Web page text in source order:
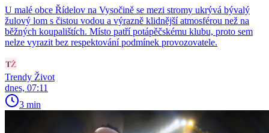
U malé obce Řídelov na Vysočině se mezi stromy ukrývá bývalý
žulový lom s čistou vodou a výrazně klidnější atmosférou než na
běžných koupalištích. Místo patří potápěčskému klubu, proto sem
nelze vyrazit bez respektování podmínek provozovatele.
Trendy Život
dnes, 07:11
3 min